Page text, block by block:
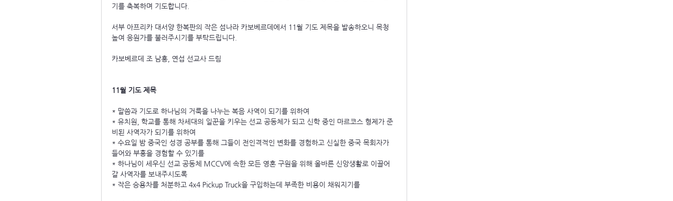
기를 축복하며 기도합니다.
서부 아프리카 대서양 한복판의 작은 섬나라 카보베르데에서 11월 기도 제목을 발송하오니 목청
높여 응원가를 불러주시기를 부탁드립니다.
카보베르데 조 남홍, 연섭 선교사 드림
11월 기도 제목
* 말씀과 기도로 하나님의 거룩을 나누는 복음 사역이 되기를 위하여
* 유치원, 학교를 통해 차세대의 일꾼을 키우는 선교 공동체가 되고 신학 중인 마르코스 형제가 준
비된 사역자가 되기를 위하여
* 수요일 밤 중국인 성경 공부를 통해 그들이 전인격적인 변화를 경험하고 신실한 중국 목회자가
들어와 부흥을 경험할 수 있기를
* 하나님이 세우신 선교 공동체 MCCV에 속한 모든 영혼 구원을 위해 올바른 신앙생활로 이끌어
갈 사역자를 보내주시도록
* 작은 승용차를 처분하고 4x4 Pickup Truck을 구입하는데 부족한 비용이 채워지기를